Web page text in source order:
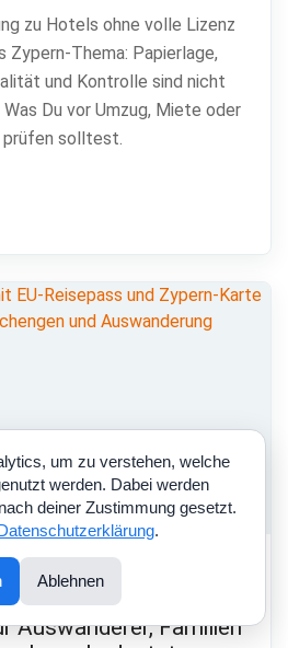
zu Hotels ohne volle Lizenz
Zypern-Thema: Papierlage,
und Kontrolle sind nicht
Du vor Umzug, Miete oder
prüfen solltest.
Was die neue EU-
Auswanderer, Familien
um zu verstehen, welche
werden. Dabei werden
deiner Zustimmung gesetzt.
.
Ablehnen